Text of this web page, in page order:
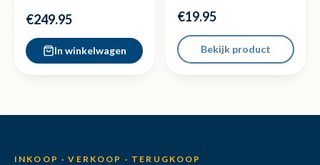
€249.95
In winkelwagen
€19.95
Bekijk product
INKOOP · VERKOOP · TERUGKOOP